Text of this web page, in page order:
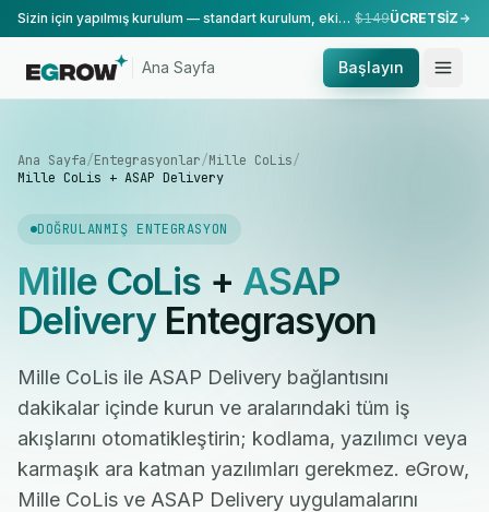
Sizin için yapılmış kurulum — standart kurulum, ekibimiz tarafından yapılır. $149ÜCRETSİZ
Ana Sayfa Başlayın
Ana Sayfa/Entegrasyonlar/Mille CoLis/
Mille CoLis + ASAP Delivery
DOĞRULANMIŞ ENTEGRASYON
Mille CoLis+ ASAP
DeliveryEntegrasyon
Mille CoLis ile ASAP Delivery bağlantısını
dakikalar içinde kurun ve aralarındaki tüm iş
akışlarını otomatikleştirin; kodlama, yazılımcı veya
karmaşık ara katman yazılımları gerekmez. eGrow,
Mille CoLis ve ASAP Delivery uygulamalarını